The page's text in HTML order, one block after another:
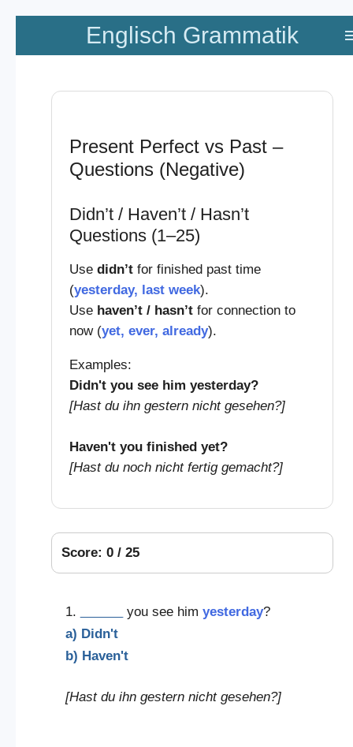
Zum
springen
Englisch Grammatik
Present Perfect vs Past –
Questions (Negative)
Didn’t / Haven’t / Hasn’t
Questions (1–25)
Use didn’tfor finished past time
(yesterday, last week).
Use haven’t / hasn’tfor connection to
now (yet, ever, already).
Examples:
Didn't you see him yesterday?
[Hast du ihn gestern nicht gesehen?]
Haven't you finished yet?
[Hast du noch nicht fertig gemacht?]
Score: 0 / 25
1. you see him yesterday?
a) Didn't
b) Haven't
[Hast du ihn gestern nicht gesehen?]